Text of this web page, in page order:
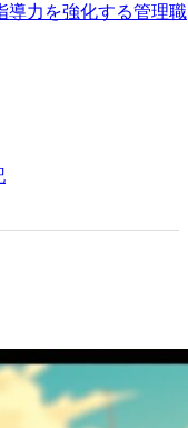
導力を強化する管理職